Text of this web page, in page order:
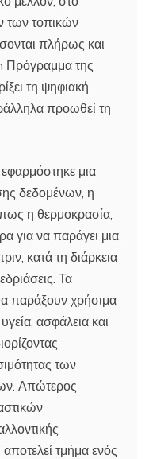
των τοπικών
πλήρως και
Πρόγραμμα της
τη ψηφιακή
προωθεί τη
μια
δεδομένων, η
η θερμοκρασία,
για να παράγει μια
κατά τη διάρκεια
Τα
παράξουν χρήσιμα
ασφάλεια και
των
Απώτερος
τμήμα ενός